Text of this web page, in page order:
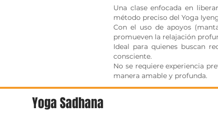
Una clase enfocada en
método preciso del Yoga
Con el uso de apoyos
promueven la relajación
Ideal para quienes buscan
consciente.
No se requiere experiencia
manera amable y profunda.
Yoga Sadhana